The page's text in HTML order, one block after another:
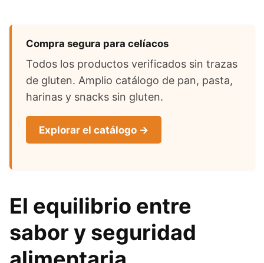
Compra segura para celíacos
Todos los productos verificados sin trazas
de gluten. Amplio catálogo de pan, pasta,
harinas y snacks sin gluten.
Explorar el catálogo →
El equilibrio entre
sabor y seguridad